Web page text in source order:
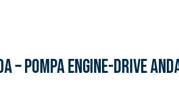
– Pompa Engine-Drive